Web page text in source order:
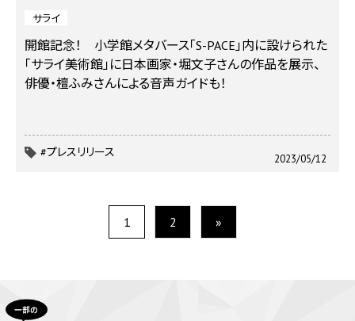
サライ
開館記念！ 小学館メタバース「S-PACE」内に設けられた
「サライ美術館」に日本画家・堀文子さんの作品を展示、
俳優・檀ふみさんによる音声ガイドも！
2023/05/12
#プレスリリース
1 2 »